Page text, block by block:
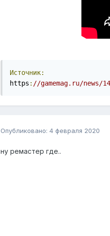
Источник:
https : //gamemag.ru/
Опубликовано: 4 февраля 2020
ну ремастер где..